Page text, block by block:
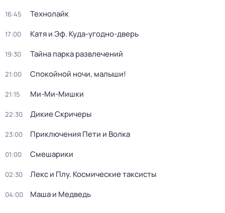
16:45 Технолайк
17:00 Катя и Эф. Куда-угодно-дверь
19:30 Тайна парка развлечений
21:00 Спокойной ночи, малыши!
21:15 Ми-Ми-Мишки
22:30 Дикие Скричеры
23:00 Приключения Пети и Волка
01:00 Смешарики
02:30 Лекс и Плу. Космические таксисты
04:00 Маша и Медведь